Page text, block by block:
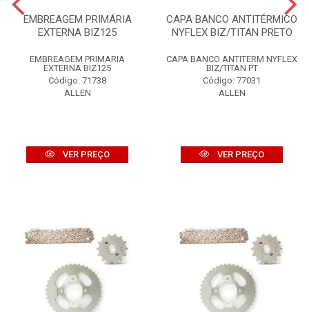
EMBREAGEM PRIMÁRIA
EXTERNA BIZ125
EMBREAGEM PRIMARIA
EXTERNA BIZ125
Código: 71738
ALLEN
VER PREÇO
CAPA BANCO ANTITÉRMICO
NYFLEX BIZ/TITAN PRETO
CAPA BANCO ANTITERM NYFLEX
BIZ/TITAN PT
Código: 77031
ALLEN
VER PREÇO